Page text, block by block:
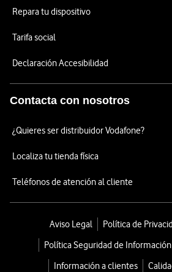
Repara tu dispositivo
Tarifa social
Declaración Accesibilidad
Contacta con nosotros
¿Quieres ser distribuidor Vodafone?
Localiza tu tienda física
Teléfonos de atención al cliente
Aviso Legal
Política de
Política Seguridad de Información
Información a clientes